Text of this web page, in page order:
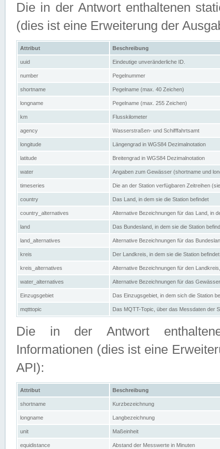
Die in der Antwort enthaltenen
(dies ist eine Erweiterung der
Attribut Beschreibung
uuid Eindeutige unveränderliche ID.
number Pegelnummer
shortname Pegelname (max. 40 Zeichen)
longname Pegelname (max. 255 Zeichen)
km Flusskilometer
agency Wasserstraßen- und Schifffahrtsamt
longitude Längengrad in WGS84 Dezimalnotation
latitude Breitengrad in WGS84 Dezimalnotation
water Angaben zum Gewässer (shortname und
timeseries Die an der Station verfügbaren Zeitreihen
country Das Land, in dem sie die Station befindet
country_alternatives Alternative Bezeichnungen für das Land, in
land Das Bundesland, in dem sie die Station
land_alternatives Alternative Bezeichnungen für das
kreis Der Landkreis, in dem sie die Station befindet
kreis_alternatives Alternative Bezeichnungen für den
water_alternatives Alternative Bezeichnungen für das
Einzugsgebiet Das Einzugsgebiet, in dem sich die Station
mqtttopic Das MQTT-Topic, über das Messdaten der
Die in der Antwort
Informationen (dies ist eine
API):
Attribut Beschreibung
shortname Kurzbezeichnung
longname Langbezeichnung
unit Maßeinheit
equidistance Abstand der Messwerte in Minuten